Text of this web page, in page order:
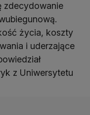
zdecydowanie
życia, koszty
i uderzające
z Uniwersytetu